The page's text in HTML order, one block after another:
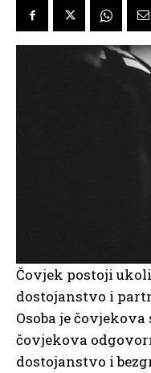
Čovjek postoji
dostojanstvo i
Osoba je
čovjekova
dostojanstvo i